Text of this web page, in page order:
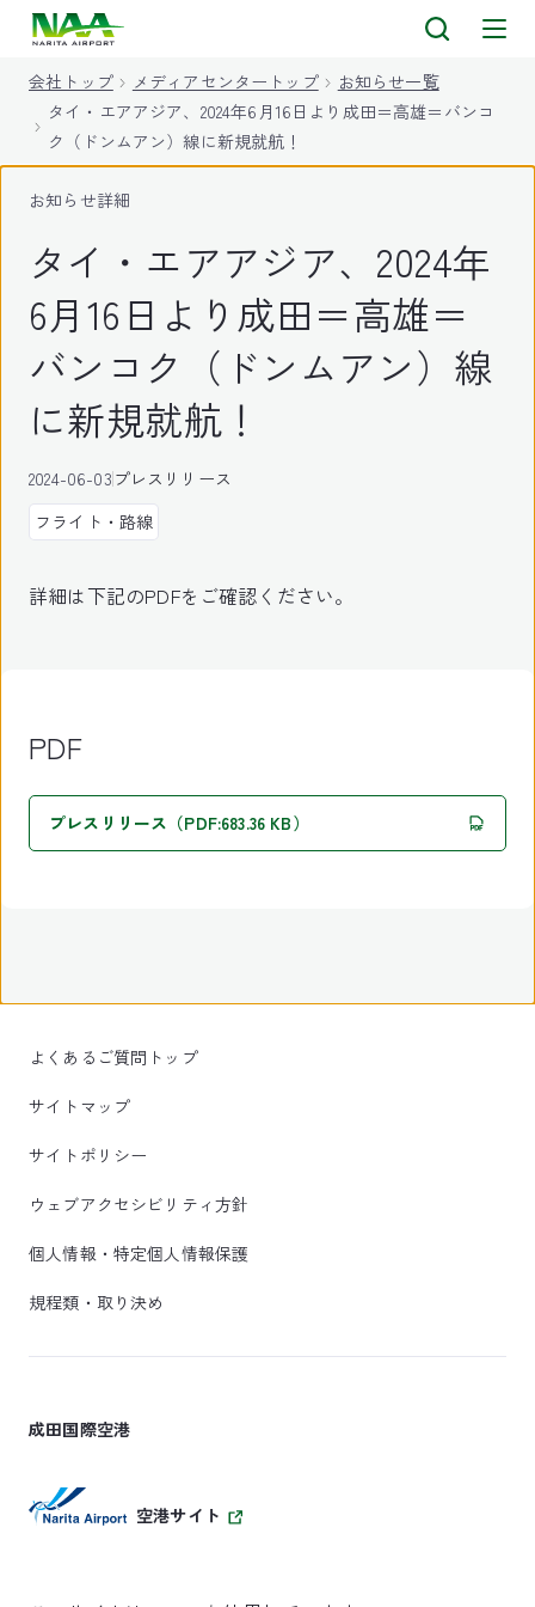
会社トップ メディアセンタートップ
お知らせ一覧
タイ・エアアジア、2024年6月16日より成田＝高雄＝バンコ
ク（ドンムアン）線に新規就航！
お知らせ詳細
タイ・エアアジア、2024年
6月16日より成田＝高雄＝
バンコク（ドンムアン）線
に新規就航！
2024-06-03プレスリリース
フライト・路線
詳細は下記のPDFをご確認ください。
PDF
プレスリリース（PDF:683.36 KB）
よくあるご質問トップ
サイトマップ
サイトポリシー
ウェブアクセシビリティ方針
個人情報・特定個人情報保護
規程類・取り決め
成田国際空港
空港サイト